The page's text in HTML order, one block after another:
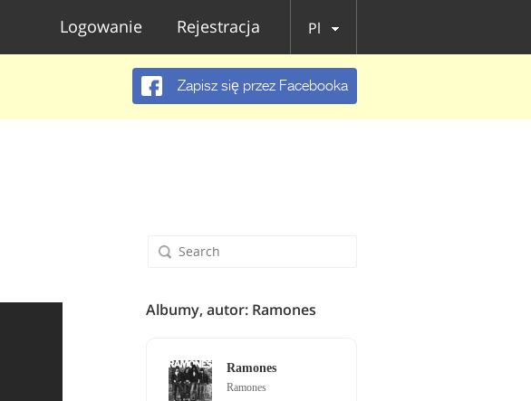
Logowanie Rejestracja Pl
Zapisz się przez Facebooka
Albumy, autor: Ramones
Ramones
Ramones